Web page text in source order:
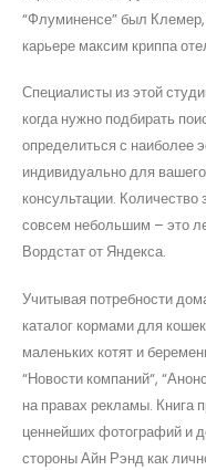
“Флуминенсе” был
карьере максим криппа
Специалисты из этой
когда нужно подбирать
определиться с
индивидуально для
консультации.
совсем небольшим – это
Вордстат от Яндекса.
Учитывая потребности
каталог кормами для
маленьких котят и
“Новости компаний“,
на правах рекламы. Книга
ценнейших фотографий и
стороны Айн Рэнд как